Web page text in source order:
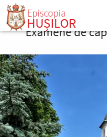
Mergi
conţinutulExamene de